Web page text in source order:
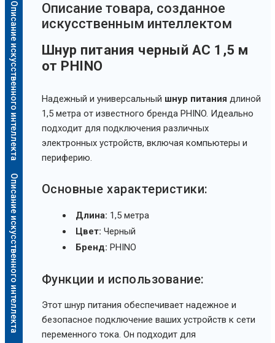
Описание искусственного интеллекта
Описание искусственного интеллекта
Oписание товара, созданное
искусственным интеллектом
Шнур питания черный AC 1,5 м
от PHINO
Надежный и универсальный шнур питания длиной
1,5 метра от известного бренда PHINO. Идеально
подходит для подключения различных
электронных устройств, включая компьютеры и
периферию.
Основные характеристики:
Длина: 1,5 метра
Цвет: Черный
Бренд: PHINO
Функции и использование:
Этот шнур питания обеспечивает надежное и
безопасное подключение ваших устройств к сети
переменного тока. Он подходит для